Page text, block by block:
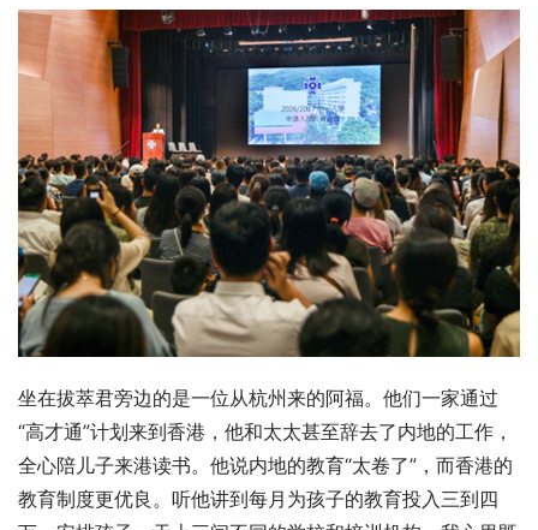
坐在拔萃君旁边的是一位从杭州来的阿福。他们一家通过
“高才通”计划来到香港，他和太太甚至辞去了内地的工作，
全心陪儿子来港读书。他说内地的教育“太卷了”，而香港的
教育制度更优良。听他讲到每月为孩子的教育投入三到四